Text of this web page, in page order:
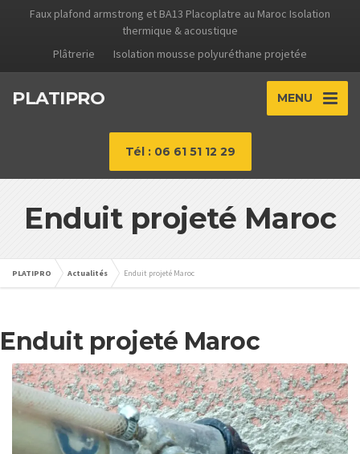
Faux plafond armstrong et BA13 Placoplatre au Maroc Isolation
thermique & acoustique
Plâtrerie
Isolation mousse polyuréthane projetée
PLATIPRO MENU
Tél : 06 61 51 12 29
Enduit projeté Maroc
PLATIPRO Actualités Enduit projeté Maroc
Enduit projeté Maroc